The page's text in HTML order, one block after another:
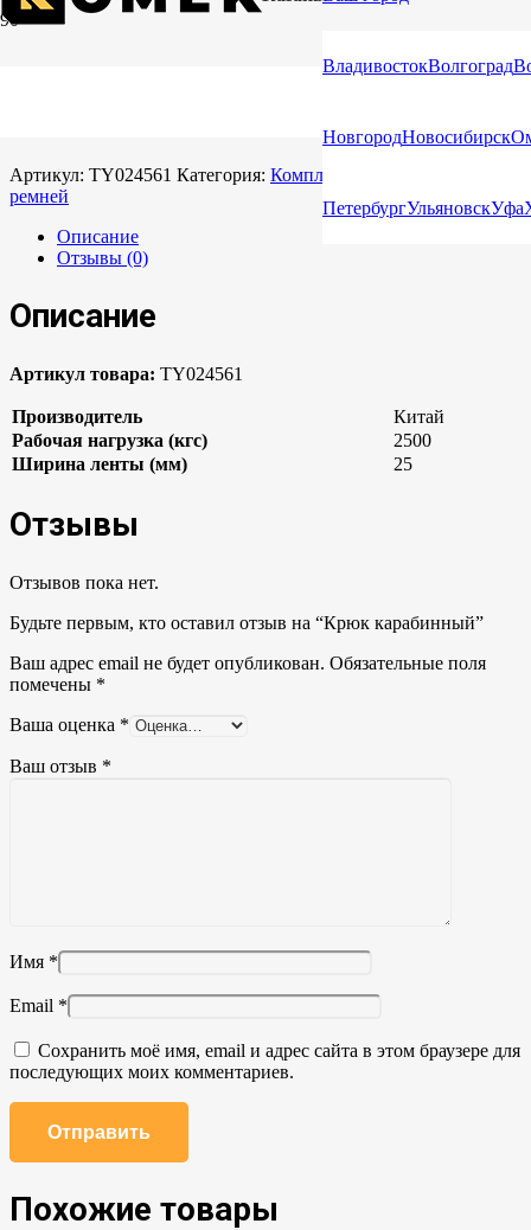
ВладивостокВолгоград
НовгородНовосибирск
ПетербургУльяновскУфа
Артикул: TY024561 Категория: Комплектующие для стяжных
ремней
Описание
Отзывы (0)
Описание
Артикул товара: TY024561
Производитель
Китай
Рабочая нагрузка (кгс)
2500
Ширина ленты (мм)
25
Отзывы
Отзывов пока нет.
Будьте первым, кто оставил отзыв на “Крюк карабинный”
Ваш адрес email не будет опубликован. Обязательные поля
помечены *
Ваша оценка *
Ваш отзыв *
Имя *
Email *
Сохранить моё имя, email и адрес сайта в этом браузере для
последующих моих комментариев.
Похожие товары